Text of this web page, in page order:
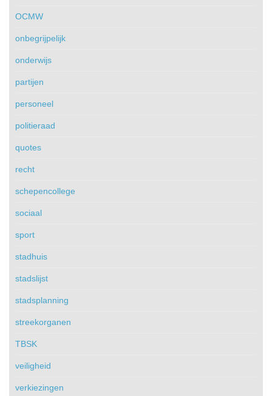
OCMW
onbegrijpelijk
onderwijs
partijen
personeel
politieraad
quotes
recht
schepencollege
sociaal
sport
stadhuis
stadslijst
stadsplanning
streekorganen
TBSK
veiligheid
verkiezingen